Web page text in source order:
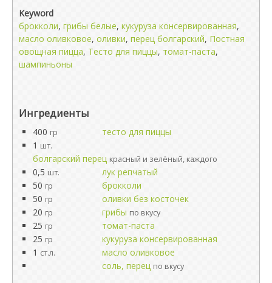
Keyword
брокколи, грибы белые, кукуруза консервированная,
масло оливковое, оливки, перец болгарский, Постная
овощная пицца, Тесто для пиццы, томат-паста,
шампиньоны
Ингредиенты
400 гр
тесто для пиццы
1 шт.
болгарский перец красный и зелёный, каждого
0,5 шт.
лук репчатый
50 гр
брокколи
50 гр
оливки без косточек
20 гр грибы по вкусу
25 гр
томат-паста
25 гр
кукуруза консервированная
1 ст.л.
масло оливковое
соль, перец по вкусу